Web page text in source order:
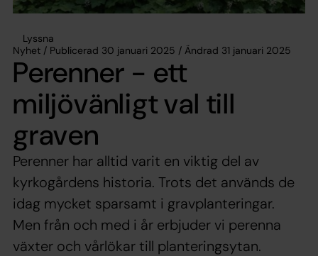
Lyssna
Nyhet / Publicerad 30 januari 2025 / Ändrad 31 januari 2025
Perenner - ett
miljövänligt val till
graven
Perenner har alltid varit en viktig del av
kyrkogårdens historia. Trots det används de
idag mycket sparsamt i gravplanteringar.
Men från och med i år erbjuder vi perenna
växter och vårlökar till planteringsytan.